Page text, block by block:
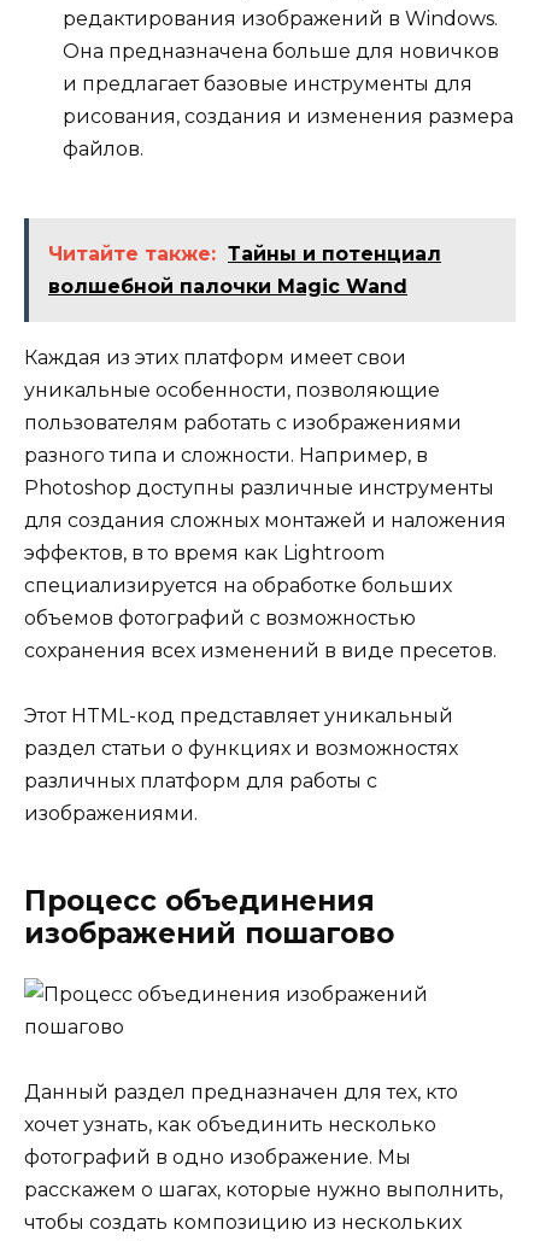
редактирования изображений в Windows.
Она предназначена больше для новичков
и предлагает базовые инструменты для
рисования, создания и изменения размера
файлов.
Читайте также: Тайны и потенциал
волшебной палочки Magic Wand
Каждая из этих платформ имеет свои
уникальные особенности, позволяющие
пользователям работать с изображениями
разного типа и сложности. Например, в
Photoshop доступны различные инструменты
для создания сложных монтажей и наложения
эффектов, в то время как Lightroom
специализируется на обработке больших
объемов фотографий с возможностью
сохранения всех изменений в виде пресетов.
Этот HTML-код представляет уникальный
раздел статьи о функциях и возможностях
различных платформ для работы с
изображениями.
Процесс объединения
изображений пошагово
Данный раздел предназначен для тех, кто
хочет узнать, как объединить несколько
фотографий в одно изображение. Мы
расскажем о шагах, которые нужно выполнить,
чтобы создать композицию из нескольких